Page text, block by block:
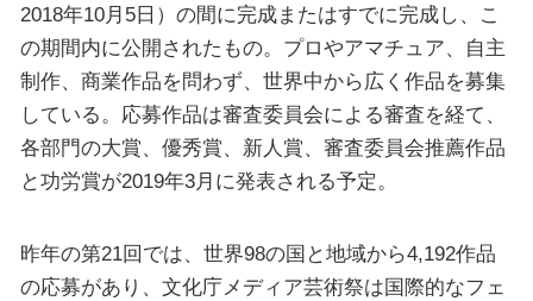
2018年10月5日）の間に完成またはすでに完成し、こ
の期間内に公開されたもの。プロやアマチュア、自主
制作、商業作品を問わず、世界中から広く作品を募集
している。応募作品は審査委員会による審査を経て、
各部門の大賞、優秀賞、新人賞、審査委員会推薦作品
と功労賞が2019年3月に発表される予定。
昨年の第21回では、世界98の国と地域から4,192作品
の応募があり、文化庁メディア芸術祭は国際的なフェ